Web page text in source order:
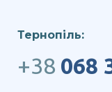
Тернопіль:
+38 068